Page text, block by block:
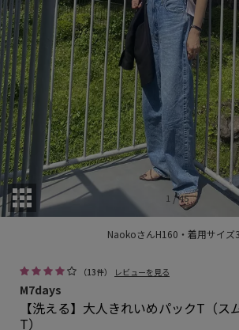
1/45
NaokoさんH160・着用サイズ
（13件） レビューを見る
M7days
【洗える】大人きれいめパックT（ス
T）